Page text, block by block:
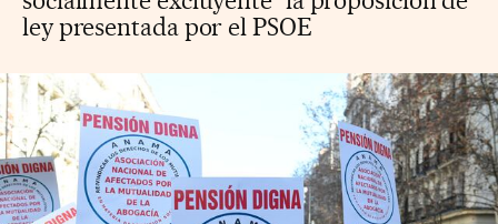
ley presentada por el PSOE